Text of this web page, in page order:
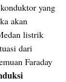
yang
akan
listrik
dari
Faraday